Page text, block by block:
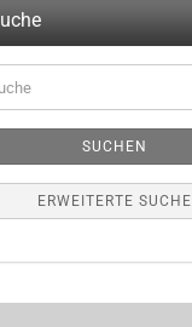
SUCHEN
ERWEITERTE SUCHE